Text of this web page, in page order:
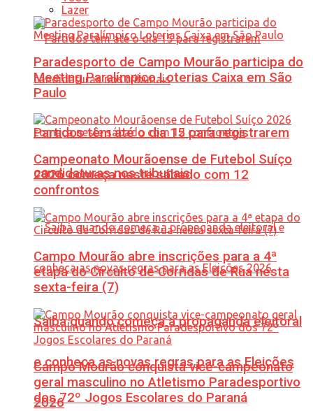
Partidos têm até o dia 15 para registrarem
candidaturas nos tribunais
Saiba quando começa a propaganda eleitoral
e conheça as novas regras para as Eleições
2026
Lazer
Paradesporto de Campo Mourão participa do
Meeting Paralímpico Loterias Caixa em São
Paulo
Campeonato Mourãoense de Futebol Suíço
2026 começa neste sábado com 12
confrontos
Campo Mourão abre inscrições para a 4ª
etapa do Circuito de Corridas de Rua nesta
sexta-feira (7)
Campo Mourão conquista vice-campeonato
geral masculino no Atletismo Paradesportivo
dos 72º Jogos Escolares do Paraná